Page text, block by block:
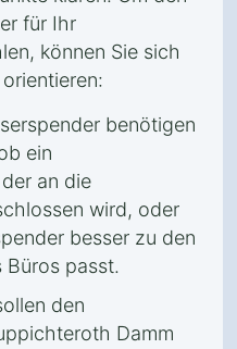
für Ihr
können Sie sich
benötigen
ein
an die
wird, oder
besser zu den
Büros passt.
den
Damm